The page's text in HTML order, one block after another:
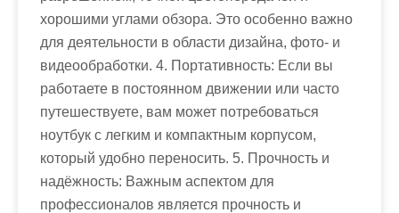
хорошими углами обзора. Это особенно важно
для деятельности в области дизайна, фото- и
видеообработки. 4. Портативность: Если вы
работаете в постоянном движении или часто
путешествуете, вам может потребоваться
ноутбук с легким и компактным корпусом,
который удобно переносить. 5. Прочность и
надёжность: Важным аспектом для
профессионалов является прочность и